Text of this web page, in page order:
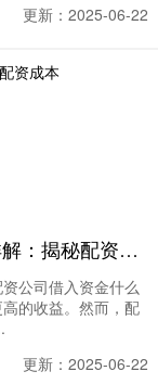
更新：2025-06-22
什么是配资股票 股票配资收费模式详解：揭秘配资成本
公司借入资金什么
的收益。然而，配
更新：2025-06-22